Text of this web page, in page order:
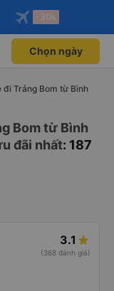
Mở app
qua
Mở app
-30k
Chọn ngày
đi Trảng Bom từ Bình
Bom từ Bình
đãi nhất: 187
3.1
(368 đánh giá)